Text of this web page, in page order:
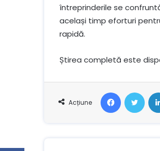
întreprinderile se
același timp eforturi
rapidă.
Știrea completă este
Acțiune
FacebookStare